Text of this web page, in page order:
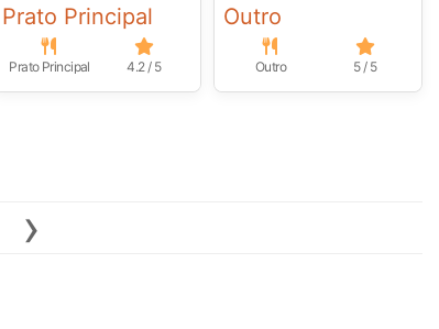
Prato Principal
Prato Principal 4.2 / 5
Outro
Outro 5 / 5
›